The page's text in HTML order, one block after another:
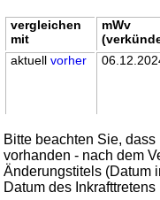
vergleichen
mit
mWv
aktuellvorher
Bitte beachten Sie,
vorhanden - nach dem
Änderungstitels (Datum
Datum des